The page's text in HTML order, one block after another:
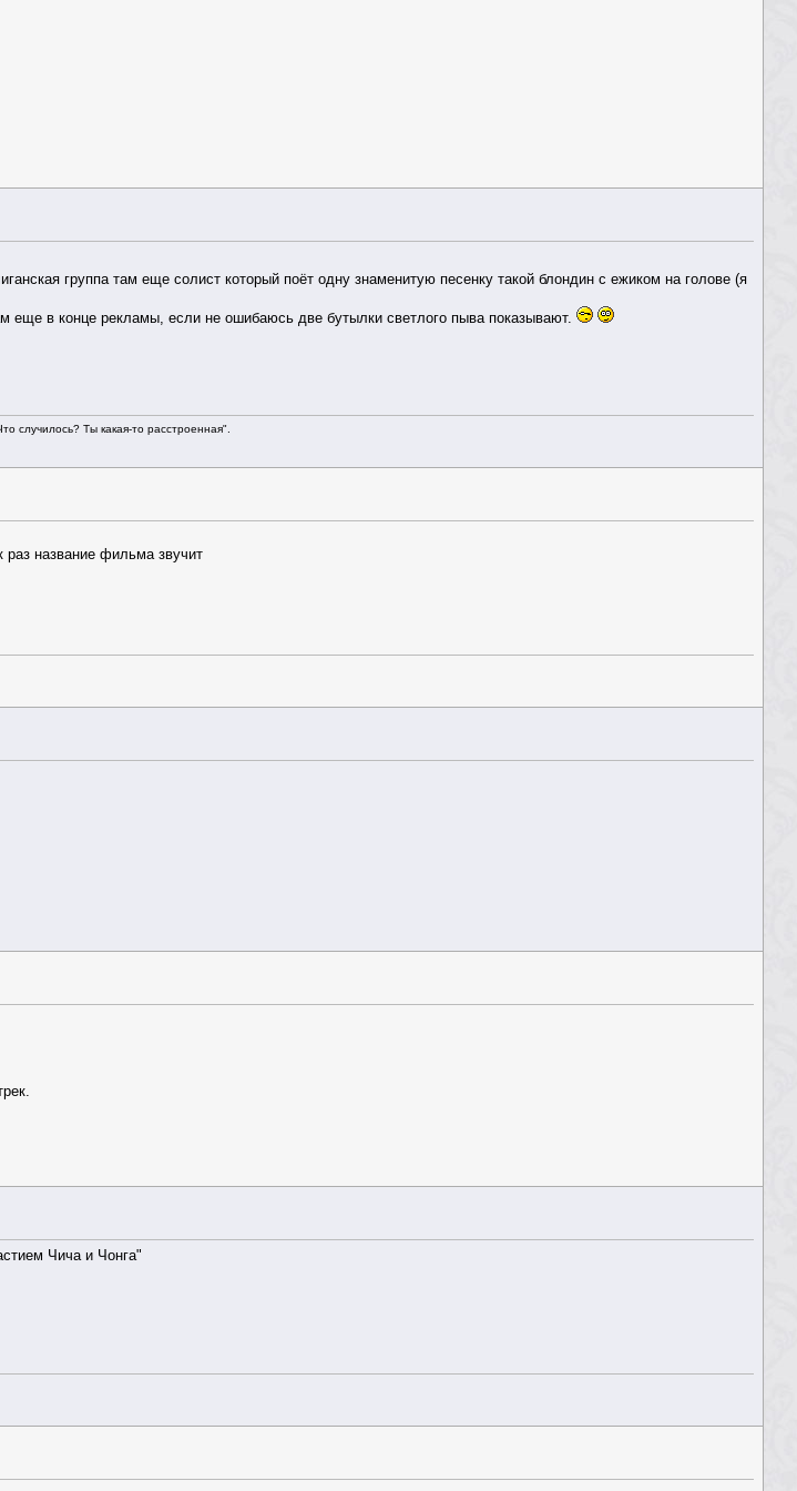
группа там еще солист который поёт одну знаменитую песенку такой блондин с ежиком на голове (я
еще в конце рекламы, если не ошибаюсь две бутылки светлого пыва показывают.
случилось? Ты какая-то расстроенная".
название фильма звучит
Чича и Чонга"